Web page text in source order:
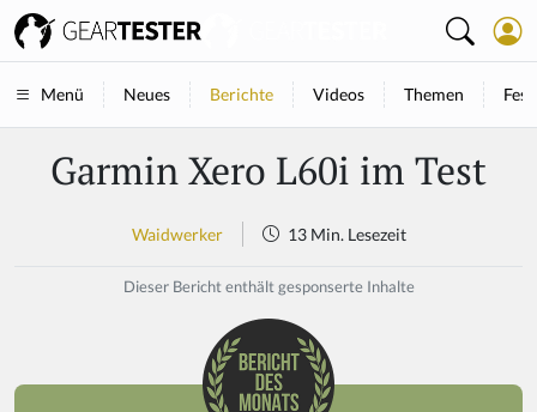
Menü Neues Berichte Videos Themen
Garmin Xero L60i im Test
Waidwerker 13 Min. Lesezeit
Dieser Bericht enthält gesponserte Inhalte